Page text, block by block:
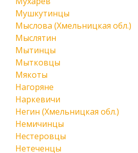
Мушкутинцы
Мыслова (Хмельницкая обл.)
Мыслятин
Мытинцы
Мытковцы
Мякоты
Нагоряне
Наркевичи
Негин (Хмельницкая обл.)
Немичинцы
Нестеровцы
Нетеченцы